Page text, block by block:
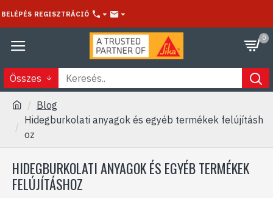
BELÉPÉS REGISZTRÁCIÓ
0
Összes
Blog
Hidegburkolati anyagok és egyéb termékek felújításh
oz
HIDEGBURKOLATI ANYAGOK ÉS EGYÉB TERMÉKEK
FELÚJÍTÁSHOZ